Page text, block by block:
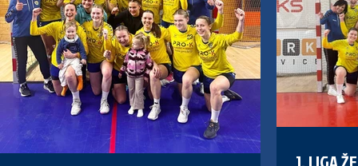
hrálo prakticky po
chyběla
obraně.